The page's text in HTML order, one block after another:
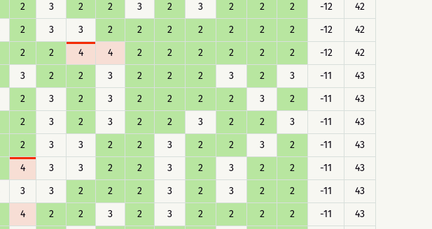
2 3 2 2 3 2 3 2 2 2 -12
42
2 3 3 2 2 2 2 2 2 2 -12
42
2 2 4 4 2 2 2 2 2 2 -12
42
3 2 2 3 2 2 2 3 2 3 -11
43
2 3 2 3 2 2 2 2 3 2 -11
43
2 3 2 3 2 2 3 2 2 3 -11
43
2 3 3 2 2 3 2 2 3 2 -11
43
4 3 3 2 2 3 2 3 2 2 -11
43
3 3 2 2 2 3 2 3 2 2 -11
43
4 2 2 3 2 3 2 2 2 2 -11
43